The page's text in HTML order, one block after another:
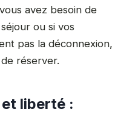
avez besoin de
ou si vos
pas la déconnexion,
réserver.
liberté :